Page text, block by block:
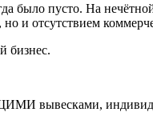
было пусто. На
и отсутствием
бизнес.
вывесками,